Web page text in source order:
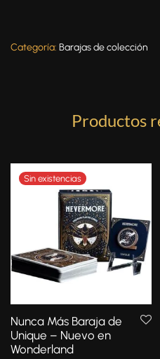
Categoría: Barajas de colección
Productos
Nunca Más Baraja de
Unique – Nuevo en
Wonderland